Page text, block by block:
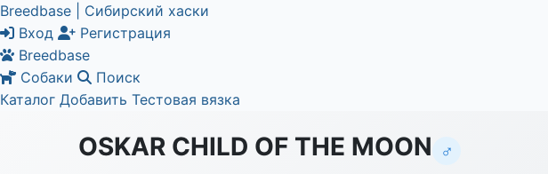
Breedbase | Сибирский хаски
Вход
Регистрация
Breedbase
Собаки
Поиск
Каталог Добавить Тестовая вязка
OSKAR CHILD OF THE MOON ♂